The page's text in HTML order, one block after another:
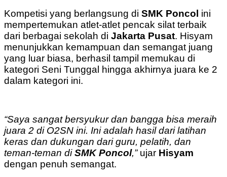
Kompetisi yang berlangsung di SMK Poncol ini
mempertemukan atlet-atlet pencak silat terbaik
dari berbagai sekolah di Jakarta Pusat. Hisyam
menunjukkan kemampuan dan semangat juang
yang luar biasa, berhasil tampil memukau di
kategori Seni Tunggal hingga akhirnya juara ke 2
dalam kategori ini.
“Saya sangat bersyukur dan bangga bisa meraih
juara 2 di O2SN ini. Ini adalah hasil dari latihan
keras dan dukungan dari guru, pelatih, dan
teman-teman diSMK Poncol,”ujar Hisyam
dengan penuh semangat.